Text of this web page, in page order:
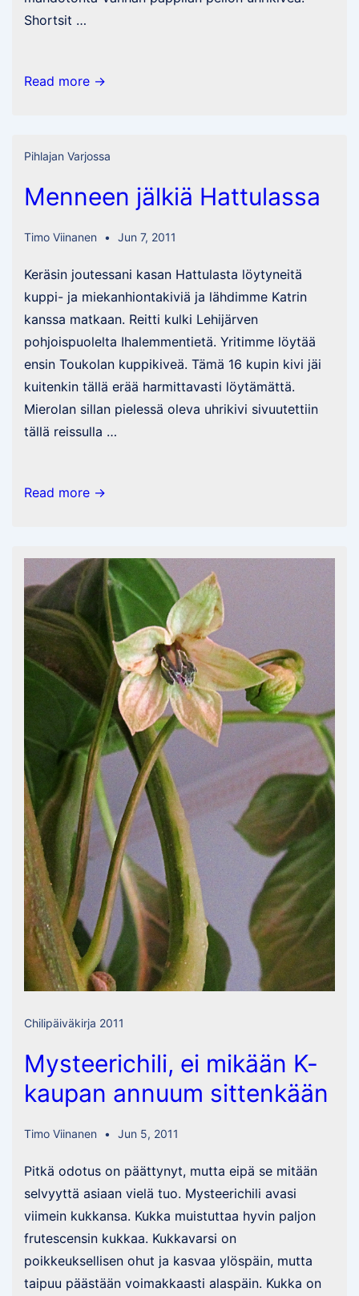
Shortsit …
Niemenpään
Read more →
Pihlajan Varjossa
Menneen jälkiä Hattulassa
Timo Viinanen Jun 7, 2011
Keräsin joutessani kasan Hattulasta löytyneitä
kuppi- ja miekanhiontakiviä ja lähdimme Katrin
kanssa matkaan. Reitti kulki Lehijärven
pohjoispuolelta Ihalemmentietä. Yritimme löytää
ensin Toukolan kuppikiveä. Tämä 16 kupin kivi jäi
kuitenkin tällä erää harmittavasti löytämättä.
Mierolan sillan pielessä oleva uhrikivi sivuutettiin
tällä reissulla …
Menneen
Read more →
Chilipäiväkirja 2011
Mysteerichili, ei mikään K-
kaupan annuum sittenkään
Timo Viinanen Jun 5, 2011
Pitkä odotus on päättynyt, mutta eipä se mitään
selvyyttä asiaan vielä tuo. Mysteerichili avasi
viimein kukkansa. Kukka muistuttaa hyvin paljon
frutescensin kukkaa. Kukkavarsi on
poikkeuksellisen ohut ja kasvaa ylöspäin, mutta
taipuu päästään voimakkaasti alaspäin. Kukka on